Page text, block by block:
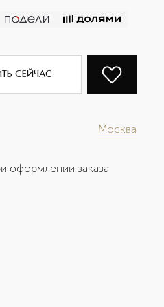
СЕЙЧАС
Москва
оформлении заказа